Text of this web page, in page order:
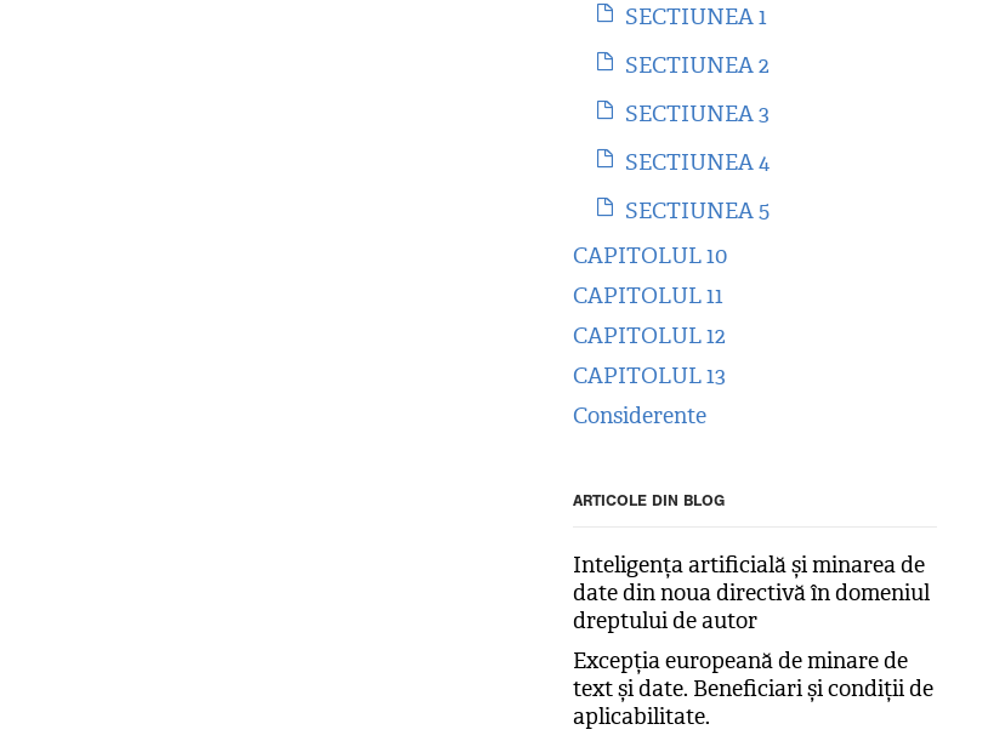
SECTIUNEA 1
SECTIUNEA 2
SECTIUNEA 3
SECTIUNEA 4
SECTIUNEA 5
CAPITOLUL 10
CAPITOLUL 11
CAPITOLUL 12
CAPITOLUL 13
Considerente
ARTICOLE DIN BLOG
Inteligența artificială și minarea de
date din noua directivă în domeniul
dreptului de autor
Excepția europeană de minare de
text și date. Beneficiari și condiții de
aplicabilitate.